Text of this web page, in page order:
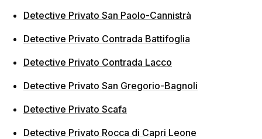
Detective Privato San Paolo-Cannistrà
Detective Privato Contrada Battifoglia
Detective Privato Contrada Lacco
Detective Privato San Gregorio-Bagnoli
Detective Privato Scafa
Detective Privato Rocca di Capri Leone